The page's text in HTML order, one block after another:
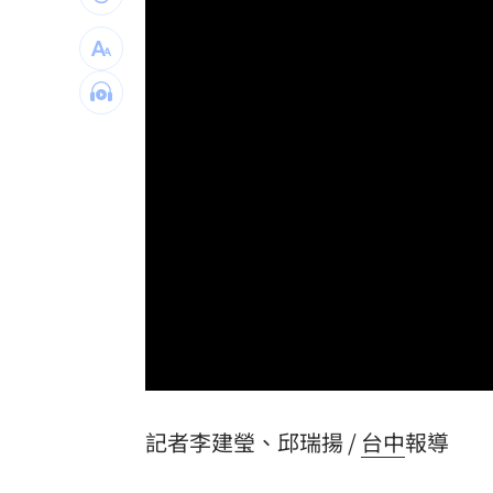
台彩父親節推新刮刮樂千萬頭獎超「爸」
0%
記者李建瑩、邱瑞揚 / 台中報導